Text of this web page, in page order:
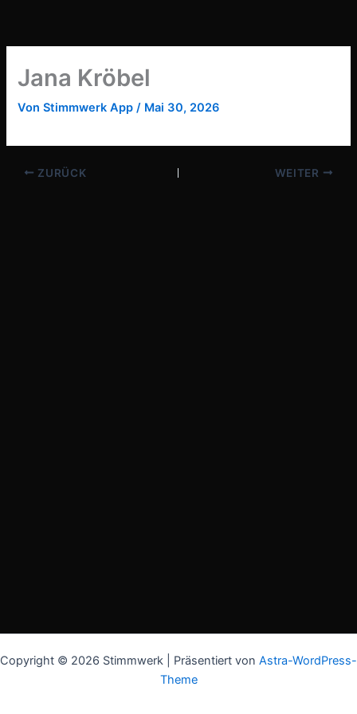
springen
Jana Kröbel
VonStimmwerk App/ Mai 30, 2026
ZURÜCK WEITER
Copyright © 2026 Stimmwerk | Präsentiert von Astra-WordPress-
Theme